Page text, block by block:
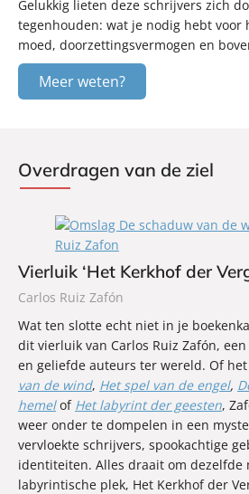
Gelukkig lieten deze schrijvers zich
tegenhouden: wat je nodig hebt voor
moed, doorzettingsvermogen en
Meer weten?
Overdragen van de ziel
Vierluik ‘Het Kerkhof der
Carlos Ruiz Zafón
Wat ten slotte echt niet in je
dit vierluik van Carlos Ruiz Zafón,
en geliefde auteurs ter wereld. Of
van de wind, Het spel van de engel,
hemelof Het labyrint der geesten,
weer onder te dompelen in een
vervloekte schrijvers, spookachtige
identiteiten. Alles draait om dezelfde
labyrintische plek, Het Kerkhof der